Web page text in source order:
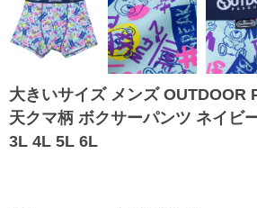
大きいサイズ メンズ OUTDOOR
天クマ柄 ボクサーパンツ ネイビ
3L 4L 5L 6L